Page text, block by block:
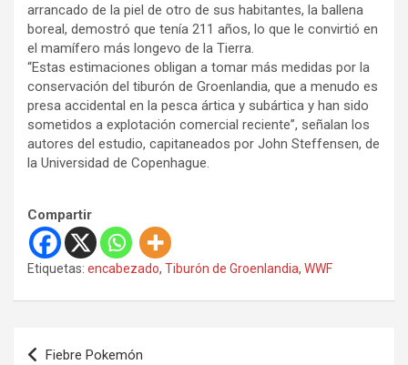
arrancado de la piel de otro de sus habitantes, la ballena
boreal, demostró que tenía 211 años, lo que le convirtió en
el mamífero más longevo de la Tierra.
“Estas estimaciones obligan a tomar más medidas por la
conservación del tiburón de Groenlandia, que a menudo es
presa accidental en la pesca ártica y subártica y han sido
sometidos a explotación comercial reciente”, señalan los
autores del estudio, capitaneados por John Steffensen, de
la Universidad de Copenhague.
Compartir
Etiquetas: encabezado, Tiburón de Groenlandia, WWF
Fiebre Pokemón